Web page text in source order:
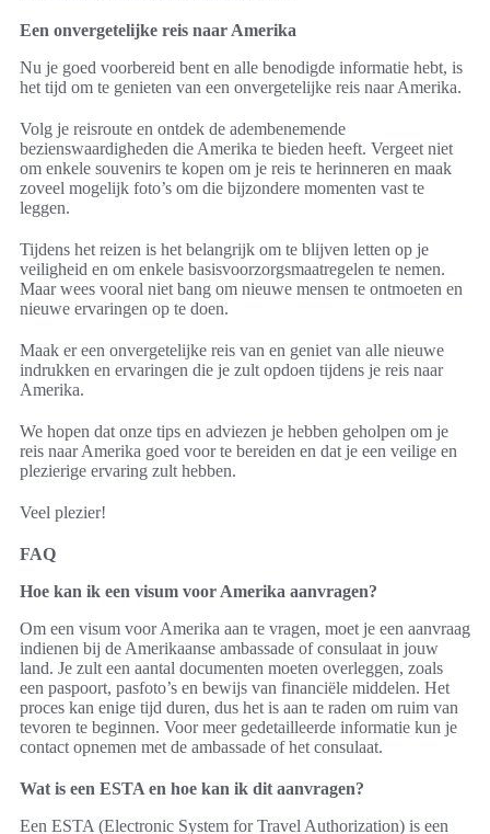
Een onvergetelijke reis naar Amerika
Nu je goed voorbereid bent en alle benodigde informatie hebt, is
het tijd om te genieten van een onvergetelijke reis naar Amerika.
Volg je reisroute en ontdek de adembenemende
bezienswaardigheden die Amerika te bieden heeft. Vergeet niet
om enkele souvenirs te kopen om je reis te herinneren en maak
zoveel mogelijk foto’s om die bijzondere momenten vast te
leggen.
Tijdens het reizen is het belangrijk om te blijven letten op je
veiligheid en om enkele basisvoorzorgsmaatregelen te nemen.
Maar wees vooral niet bang om nieuwe mensen te ontmoeten en
nieuwe ervaringen op te doen.
Maak er een onvergetelijke reis van en geniet van alle nieuwe
indrukken en ervaringen die je zult opdoen tijdens je reis naar
Amerika.
We hopen dat onze tips en adviezen je hebben geholpen om je
reis naar Amerika goed voor te bereiden en dat je een veilige en
plezierige ervaring zult hebben.
Veel plezier!
FAQ
Hoe kan ik een visum voor Amerika aanvragen?
Om een visum voor Amerika aan te vragen, moet je een aanvraag
indienen bij de Amerikaanse ambassade of consulaat in jouw
land. Je zult een aantal documenten moeten overleggen, zoals
een paspoort, pasfoto’s en bewijs van financiële middelen. Het
proces kan enige tijd duren, dus het is aan te raden om ruim van
tevoren te beginnen. Voor meer gedetailleerde informatie kun je
contact opnemen met de ambassade of het consulaat.
Wat is een ESTA en hoe kan ik dit aanvragen?
Een ESTA (Electronic System for Travel Authorization) is een